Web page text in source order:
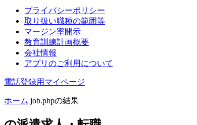
プライバシーポリシー
取り扱い職種の範囲等
マージン率開示
教育訓練計画概要
会社情報
アプリのご利用について
電話登録用マイページ
ホーム job.phpの結果